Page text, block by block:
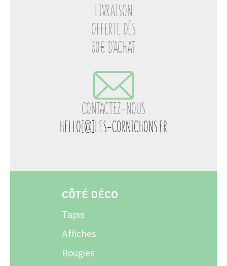
LIVRAISON
OFFERTE DÈS
80€ D’ACHAT
CONTACTEZ-NOUS
HELLO[@]LES-CORNICHONS.FR
CÔTÉ DÉCO
Tapis
Affiches
Bougies